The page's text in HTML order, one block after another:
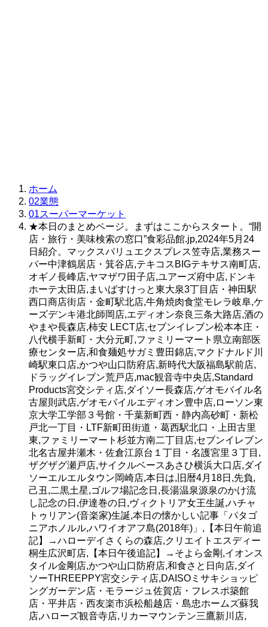
ホーム
02業態
01スーパーマーケット
★本日のまとめページ。まずはここからスタート。“開
店・旅行・美味検索の窓口”食彩品館.jp,2024年5月24
日紹介。マックスバリュエクスプレス笠寺店,業務スー
パー中津鶴居店・箕谷店,テキコスBIGテキサス南町店,
オギノ長峰店,ヤマザワ田子店,ユアーズ府中店,ドンキ
ホーテ太田店,まいばすけっと東大泉3丁目店・神田駅
西口商店街店・金町駅北店,牛角焼肉食堂モレラ岐阜,ケ
ーズデンキ港北師岡店,エディオン奈良三条大路店,酒の
やまや長森店,柿安 LECT店,セブンイレブン松本本庄・
八代横手新町・大分元町,ファミリーマート県立南部医
療センター店,和食麺処サガミ豊田錦店,マクドナルド川
崎駅東口店,かつや山口防府店,新時代大阪福島駅前店,
ドラッグイレブン荒戸店,mac観音寺中央店,Standard
Products宮交シティ店,ダイソー長森店,ゲオモバイル名
古屋則武店,ゲオモバイルエディオン豊中店,ローソン東
京大学工学部３号館・千葉新町西・静内高砂町・新松
戸北一丁目・LTF新町田街道・葛西駅北口・上田古里
東,ファミリーマート杉並方南二丁目店,セブンイレブン
北名古屋井瀬木・佐倉江原台１丁目・名護宮里３丁目,
ザグザグ瀬戸店,サイクルベースあさひ横浜大口店,ダイ
ソーエルエルタウン岡崎店,本日は,旧暦4月18日,先負,
己丑,二黒土星,ゴルフ場記念日,長湯温泉源泉のかけ流
し記念の日,伊達巻の日,ヴィクトリア女王生誕,ハチャ
トゥリアン(音楽家)生誕,本日の懐かしい記事「パタゴ
ニアホノルル,ハワイオアフ島(2018年)」,【本日午前追
記】→ハローデイさくらの森店,クリエイトエスディー
桐生広沢町店,【本日午後追記】→そよら金剛,イオンス
タイル金剛店,かつや山口防府店,和食さと日向店,ダイ
ソーTHREEPPY宮交シティ店,DAISOミサキショッピ
ングガーデン店・モラージュ佐賀店・フレスポ築館
店・平井店・西友楽市浜松船越店・島忠ホームズ蘇我
店,ハローズ観音寺店,リカーマウンテン三鷹新川店,